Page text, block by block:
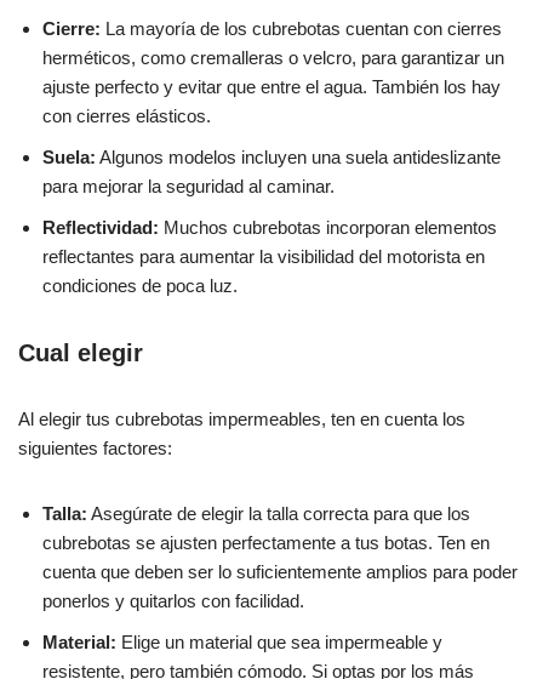
Cierre: La mayoría de los cubrebotas cuentan con cierres
herméticos, como cremalleras o velcro, para garantizar un
ajuste perfecto y evitar que entre el agua. También los hay
con cierres elásticos.
Suela: Algunos modelos incluyen una suela antideslizante
para mejorar la seguridad al caminar.
Reflectividad: Muchos cubrebotas incorporan elementos
reflectantes para aumentar la visibilidad del motorista en
condiciones de poca luz.
Cual elegir
Al elegir tus cubrebotas impermeables, ten en cuenta los
siguientes factores:
Talla: Asegúrate de elegir la talla correcta para que los
cubrebotas se ajusten perfectamente a tus botas. Ten en
cuenta que deben ser lo suficientemente amplios para poder
ponerlos y quitarlos con facilidad.
Material: Elige un material que sea impermeable y
resistente, pero también cómodo. Si optas por los más